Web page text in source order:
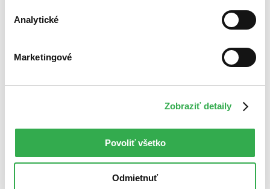
Analytické
Marketingové
Zobraziť detaily
Povoliť všetko
Odmietnuť
William Shakespeare
převyprávěných a zkrácených děl světové literatury...